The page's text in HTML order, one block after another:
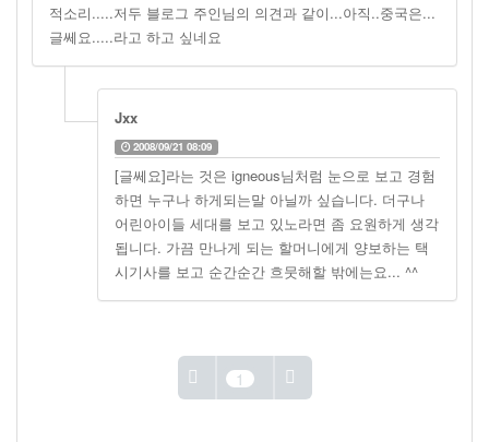
적소리.....저두 블로그 주인님의 의견과 같이...아직..중국은...
글쎄요.....라고 하고 싶네요
Jxx
2008/09/21 08:09
[글쎄요]라는 것은 igneous님처럼 눈으로 보고 경험
하면 누구나 하게되는말 아닐까 싶습니다. 더구나
어린아이들 세대를 보고 있노라면 좀 요원하게 생각
됩니다. 가끔 만나게 되는 할머니에게 양보하는 택
시기사를 보고 순간순간 흐뭇해할 밖에는요... ^^
1